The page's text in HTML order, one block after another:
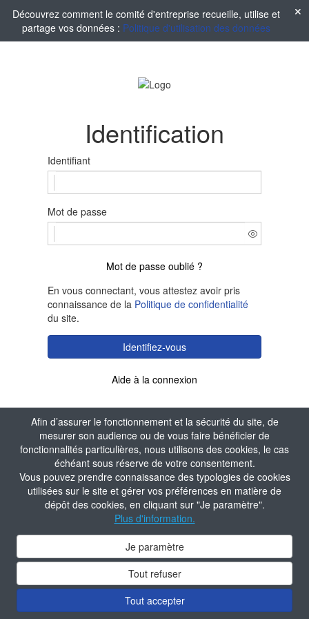
Afin d’assurer le fonctionnement et la sécurité du site, de
mesurer son audience ou de vous faire bénéficier de
fonctionnalités particulières, nous utilisons des cookies, le cas
échéant sous réserve de votre consentement.
Vous pouvez prendre connaissance des typologies de cookies
utilisées sur le site et gérer vos préférences en matière de
dépôt des cookies, en cliquant sur "Je paramètre".
Plus d'information.
Je paramètre
Tout refuser
Tout accepter
Découvrez comment le comité d'entreprise recueille, utilise et
partage vos données : Politique d'utilisation des données
Identification
Identifiant
Mot de passe
Mot de passe oublié ?
En vous connectant, vous attestez avoir pris
connaissance de la Politique de confidentialité
du site.
Identifiez-vous
Aide à la connexion